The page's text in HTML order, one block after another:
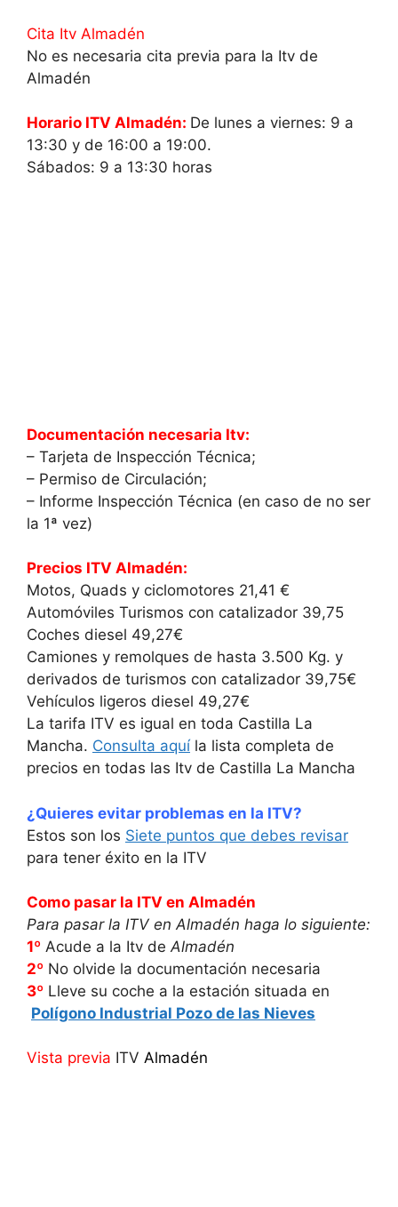
Cita Itv Almadén
No es necesaria cita previa para la Itv de
Almadén
Horario ITV Almadén: De lunes a viernes: 9 a
13:30 y de 16:00 a 19:00.
Sábados: 9 a 13:30 horas
Documentación necesaria Itv:
– Tarjeta de Inspección Técnica;
– Permiso de Circulación;
– Informe Inspección Técnica (en caso de no ser
la 1ª vez)
Precios ITV Almadén:
Motos, Quads y ciclomotores 21,41 €
Automóviles Turismos con catalizador 39,75
Coches diesel 49,27€
Camiones y remolques de hasta 3.500 Kg. y
derivados de turismos con catalizador 39,75€
Vehículos ligeros diesel 49,27€
La tarifa ITV es igual en toda Castilla La
Mancha. Consulta aquí la lista completa de
precios en todas las Itv de Castilla La Mancha
¿Quieres evitar problemas en la ITV?
Estos son los Siete puntos que debes revisar
para tener éxito en la ITV
Como pasar la ITV en Almadén
Para pasar la ITV en Almadén haga lo siguiente:
1º Acude a la Itv deAlmadén
2º No olvide la documentación necesaria
3º Lleve su coche a la estación situada en
Polígono Industrial Pozo de las Nieves
Vista previa ITV Almadén